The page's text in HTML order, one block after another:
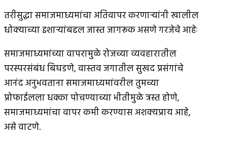
तरीसुद्धा समाजमाध्यमांचा अतिवापर करणार्‍यांनी खालील
धोक्याच्या इशार्‍यांबद्दल जास्त जागरूक असणे गरजेचे आहेः
समाजमाध्यमांच्या वापरामुळे रोजच्या व्यवहारातील
परस्परसंबंध बिघडणे, वास्तव जगातील सुखद प्रसंगांचे
आनंद अनुभवताना समाजमाध्यमांवरील तुमच्या
प्रोफाईलला धक्का पोचण्याच्या भीतीमुळे त्रस्त होणे,
समाजमाध्यमांचा वापर कमी करण्यास अशक्यप्राय आहे,
असे वाटणे.